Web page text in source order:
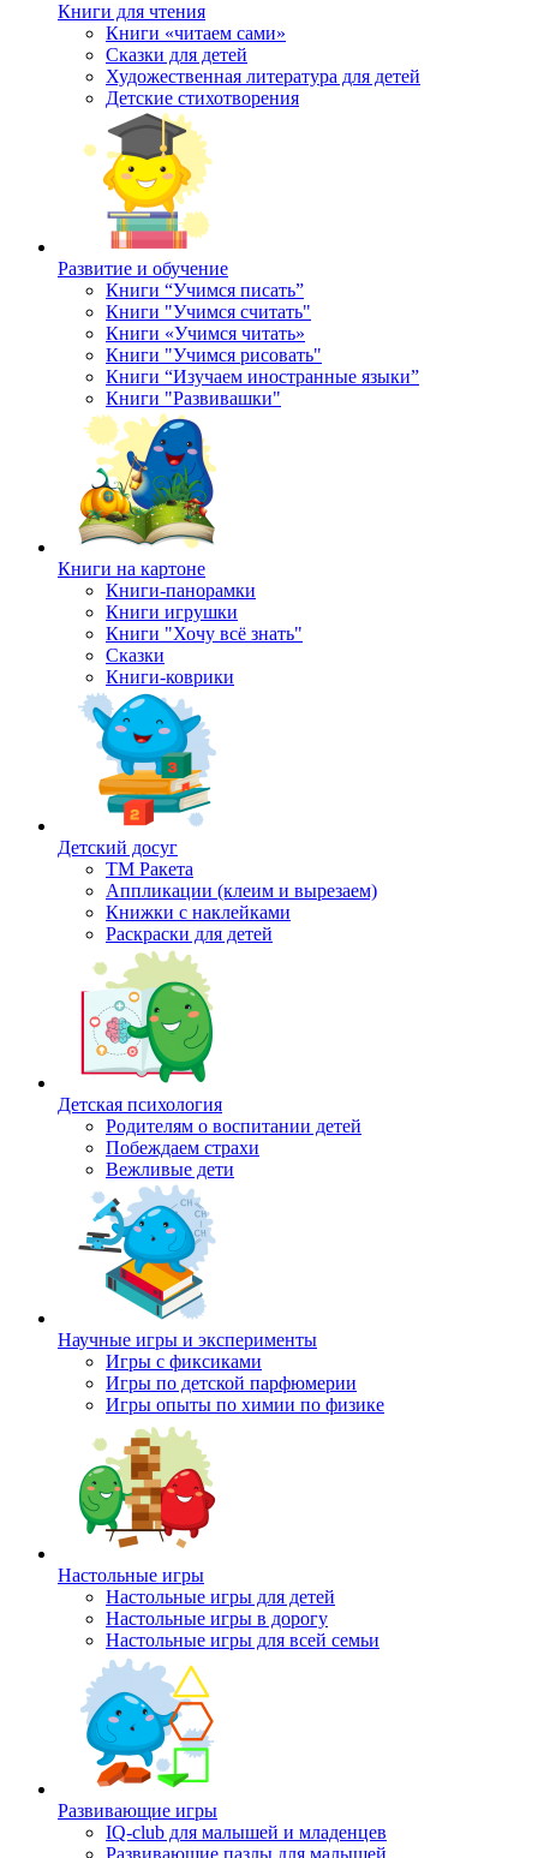
Книги для чтения
Книги «читаем сами»
Сказки для детей
Художественная литература для детей
Детские стихотворения
Развитие и обучение
Книги “Учимся писать”
Книги "Учимся считать"
Книги «Учимся читать»
Книги "Учимся рисовать"
Книги “Изучаем иностранные языки”
Книги "Развивашки"
Книги на картоне
Книги-панорамки
Книги игрушки
Книги "Хочу всё знать"
Сказки
Книги-коврики
Детский досуг
ТМ Ракета
Аппликации (клеим и вырезаем)
Книжки с наклейками
Раскраски для детей
Детская психология
Родителям о воспитании детей
Побеждаем страхи
Вежливые дети
Научные игры и эксперименты
Игры с фиксиками
Игры по детской парфюмерии
Игры опыты по химии по физике
Настольные игры
Настольные игры для детей
Настольные игры в дорогу
Настольные игры для всей семьи
Развивающие игры
IQ-club для малышей и младенцев
Развивающие пазлы для малышей